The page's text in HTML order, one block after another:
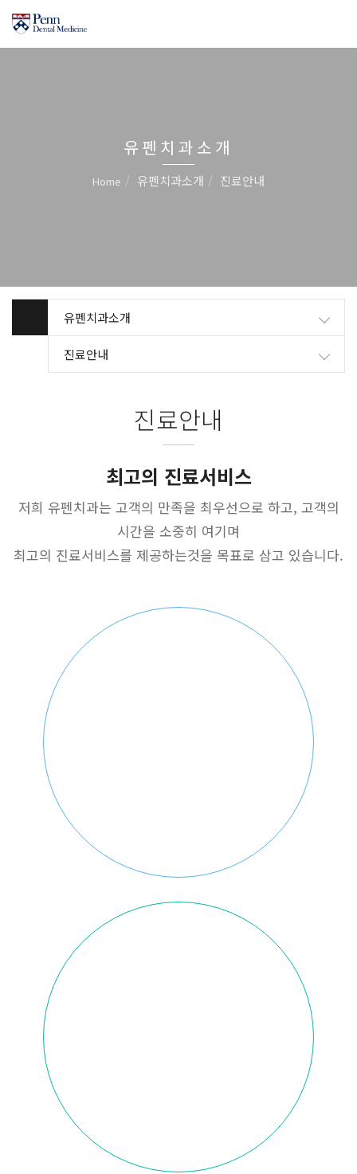
유펜치과소개
Home 유펜치과소개 진료안내
유펜치과소개
진료안내
진료안내
최고의 진료서비스
저희 유펜치과는 고객의 만족을 최우선으로 하고, 고객의
시간을 소중히 여기며
최고의 진료서비스를 제공하는것을 목표로 삼고 있습니다.